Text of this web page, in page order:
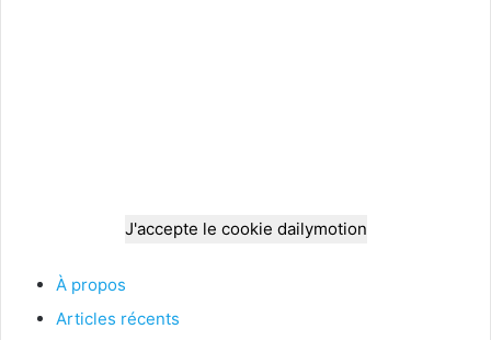
J'accepte le cookie dailymotion
À propos
Articles récents